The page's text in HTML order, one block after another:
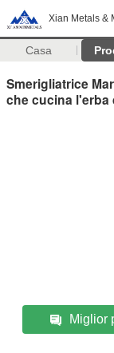
Xian Metals &
Casa
Smerigliatrice
che cucina l'erba
Miglior